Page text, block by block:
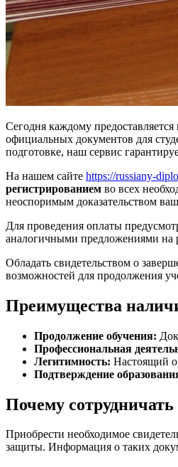
Сегодня каждому
официальных документов для
подготовке, наш сервис
На нашем сайте https://russiany-
регистрированием во всех
неоспоримым доказательством
Для проведения оплаты
аналогичными предложениями на
Обладать свидетельством о
возможностей для продолжения
Преимущества
Продолжение обучения:
Профессиональная
Легитимность: Настоящий
Подтверждение
Почему
Приобрести необходимое
защиты. Информация о таких